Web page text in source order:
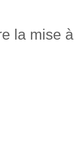
la mise à